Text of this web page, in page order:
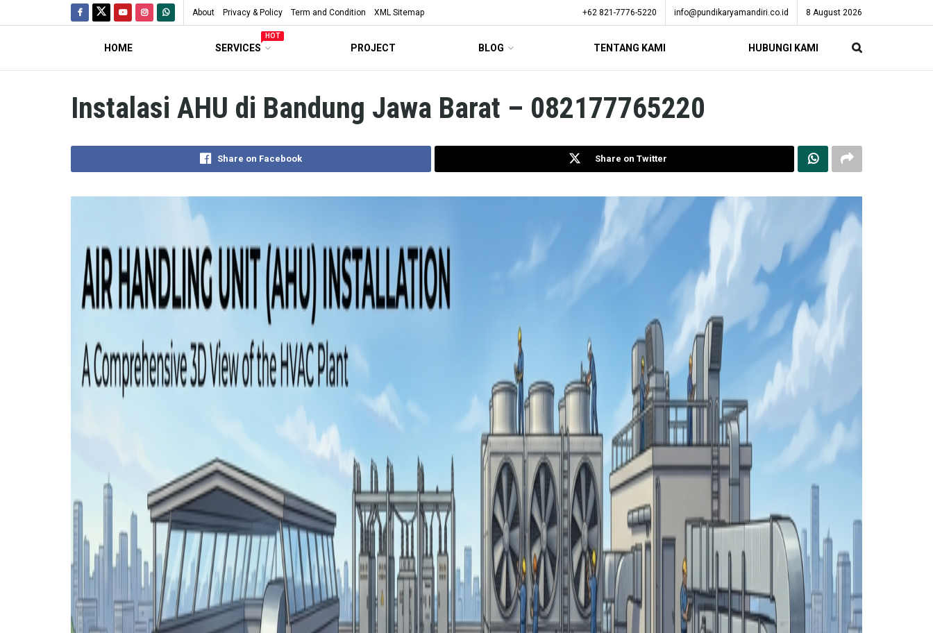
About Privacy & Policy Term and Condition XML Sitemap +62 821-7776-5220 info@pundikaryamandiri.co.id 8 August 2026
HOME SERVICES
HOT
PROJECT BLOG TENTANG KAMI HUBUNGI KAMI
Instalasi AHU di Bandung Jawa Barat – 082177765220
Share on Facebook Share on Twitter